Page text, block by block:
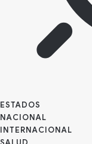
ESTADOS
NACIONAL
INTERNACIONAL